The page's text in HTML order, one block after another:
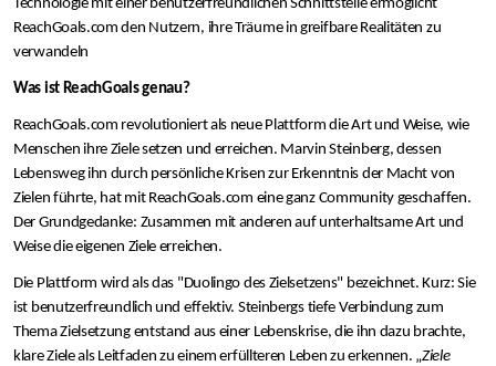
Technologie mit einer benutzerfreundlichen Schnittstelle ermöglicht
ReachGoals.com den Nutzern, ihre Träume in greifbare Realitäten zu
verwandeln​
Was ist ReachGoals genau?
ReachGoals.com revolutioniert als neue Plattform die Art und Weise, wie
Menschen ihre Ziele setzen und erreichen. Marvin Steinberg, dessen
Lebensweg ihn durch persönliche Krisen zur Erkenntnis der Macht von
Zielen führte, hat mit ReachGoals.com eine ganz Community geschaffen.
Der Grundgedanke: Zusammen mit anderen auf unterhaltsame Art und
Weise die eigenen Ziele erreichen.
Die Plattform wird als das "Duolingo des Zielsetzens" bezeichnet. Kurz: Sie
ist benutzerfreundlich und effektiv. Steinbergs tiefe Verbindung zum
Thema Zielsetzung entstand aus einer Lebenskrise, die ihn dazu brachte,
klare Ziele als Leitfaden zu einem erfüllteren Leben zu erkennen​. „Ziele